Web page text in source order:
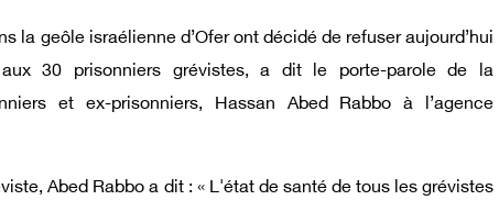
la geôle israélienne d’Ofer ont décidé de refuser aujourd’hui
30 prisonniers grévistes, a dit le porte-parole de la
et ex-prisonniers, Hassan Abed Rabbo à l’agence
Abed Rabbo a dit : « L'état de santé de tous les grévistes